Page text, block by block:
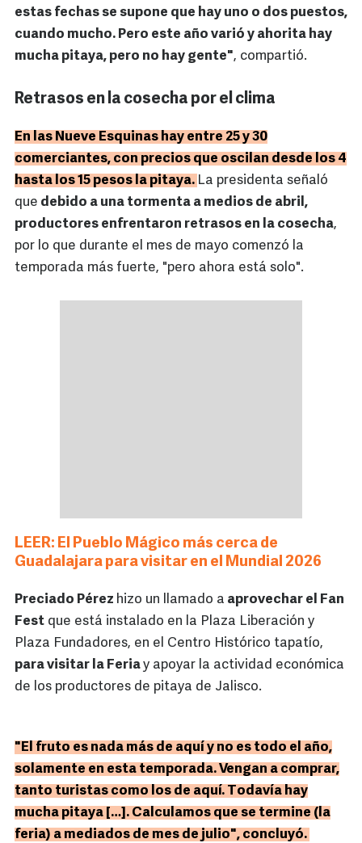
estas fechas se supone que hay uno o dos puestos,
cuando mucho. Pero este año varió y ahorita hay
mucha pitaya, pero no hay gente", compartió.
Retrasos en la cosecha por el clima
En las Nueve Esquinas hay entre 25 y 30
comerciantes, con precios que oscilan desde los 4
hasta los 15 pesos la pitaya. La presidenta señaló
que debido a una tormenta a medios de abril,
productores enfrentaron retrasos en la cosecha,
por lo que durante el mes de mayo comenzó la
temporada más fuerte, "pero ahora está solo".
LEER: El Pueblo Mágico más cerca de
Guadalajara para visitar en el Mundial 2026
Preciado Pérez hizo un llamado a aprovechar el Fan
Fest que está instalado en la Plaza Liberación y
Plaza Fundadores, en el Centro Histórico tapatío,
para visitar la Feriay apoyar la actividad económica
de los productores de pitaya de Jalisco.
"El fruto es nada más de aquí y no es todo el año,
solamente en esta temporada. Vengan a comprar,
tanto turistas como los de aquí. Todavía hay
mucha pitaya […]. Calculamos que se termine (la
feria) a mediados de mes de julio", concluyó.